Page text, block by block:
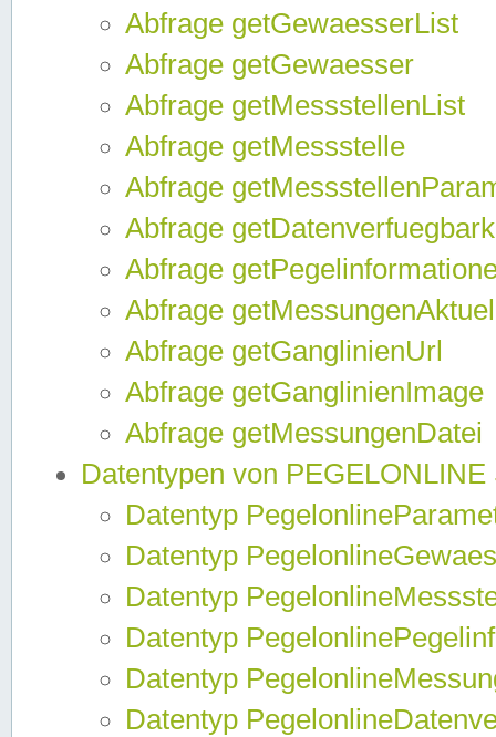
Abfrage getGewaesserList
Abfrage getGewaesser
Abfrage getMessstellenList
Abfrage getMessstelle
Abfrage
Abfrage
Abfrage
Abfrage
Abfrage getGanglinienUrl
Abfrage getGanglinienImage
Abfrage getMessungenDatei
Datentypen von
Datentyp
Datentyp
Datentyp
Datentyp
Datentyp
Datentyp